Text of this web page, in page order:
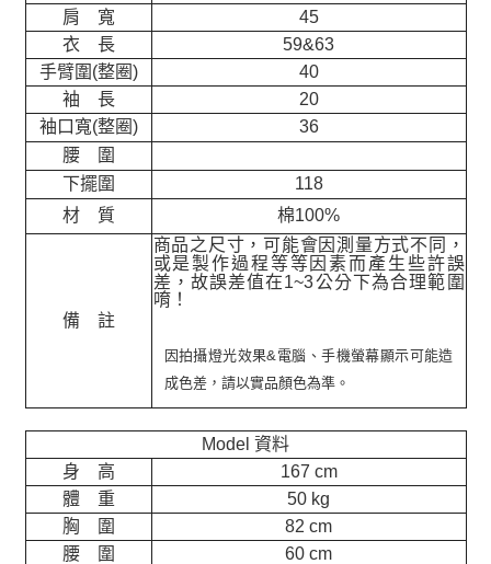
肩 寬
45
衣 長
59&63
手臂圍(整圈)
40
袖 長
20
袖口寬(整圈)
36
腰 圍
下擺圍
118
材 質
棉100%
備 註
商品之尺寸，可能會因測量方式不同，
或是製作過程等等因素而產生些許誤
差，故誤差值在1~3公分下為合理範圍
唷！
因拍攝燈光效果&電腦、手機螢幕顯示可能造
成色差，請以實品顏色為準。
Model 資料
身 高
167 cm
體 重
50 kg
胸 圍
82 cm
腰 圍
60 cm